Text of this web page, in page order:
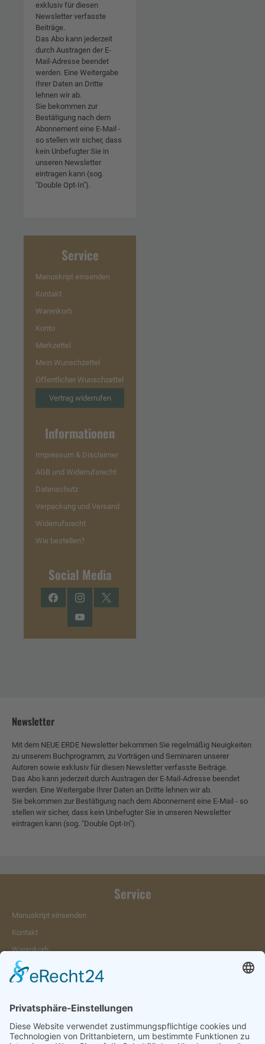
exklusiv für diesen
Newsletter verfasste
Beiträge.
Das Abo kann jederzeit
durch Austragen der E-
Mail-Adresse beendet
werden. Eine Weitergabe
Ihrer Daten an Dritte
lehnen wir ab.
Sie bekommen zur
Bestätigung nach dem
Abonnement eine E-Mail -
so stellen wir sicher, dass
kein Unbefugter Sie in
unseren Newsletter
eintragen kann (sog.
"Double Opt-In").
Service
Manuskript einsenden
Kontakt
Warenkorb
Konto
Merkzettel
Mein Wunschzettel
Öffentlicher Wunschzettel
Vertrag widerrufen
Informationen
Impressum & Disclaimer
AGB und Widerrufsrecht
Datenschutz
Verpackung und Versand
Widerrufsrecht
Wie bestellen?
Social Media
FacebookInstagramTwitter
YouTube
Newsletter
Mit dem NEUE ERDE Newsletter bekommen Sie regelmäßig Neuigkeiten
zu unserem Buchprogramm, zu Vorträgen und Seminaren unserer
Autoren sowie exklusiv für diesen Newsletter verfasste Beiträge.
Das Abo kann jederzeit durch Austragen der E-Mail-Adresse beendet
werden. Eine Weitergabe Ihrer Daten an Dritte lehnen wir ab.
Sie bekommen zur Bestätigung nach dem Abonnement eine E-Mail - so
stellen wir sicher, dass kein Unbefugter Sie in unseren Newsletter
eintragen kann (sog. "Double Opt-In").
Service
Manuskript einsenden
Kontakt
Warenkorb
Konto
Merkzettel
Vertrag widerrufen